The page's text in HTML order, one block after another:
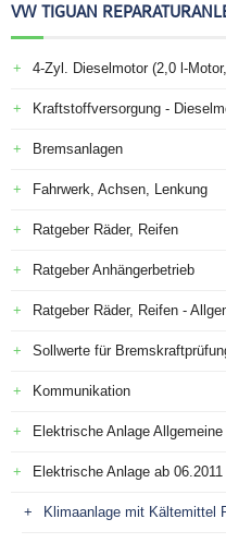
VW TIGUAN
4-Zyl. Dieselmotor (2,0 l-
Kraftstoffversorgung -
Bremsanlagen
Fahrwerk, Achsen, Lenkung
Ratgeber Räder, Reifen
Ratgeber Anhängerbetrieb
Ratgeber Räder, Reifen -
Sollwerte für
Kommunikation
Elektrische Anlage
Elektrische Anlage ab 06.2011
Klimaanlage mit Kältemittel